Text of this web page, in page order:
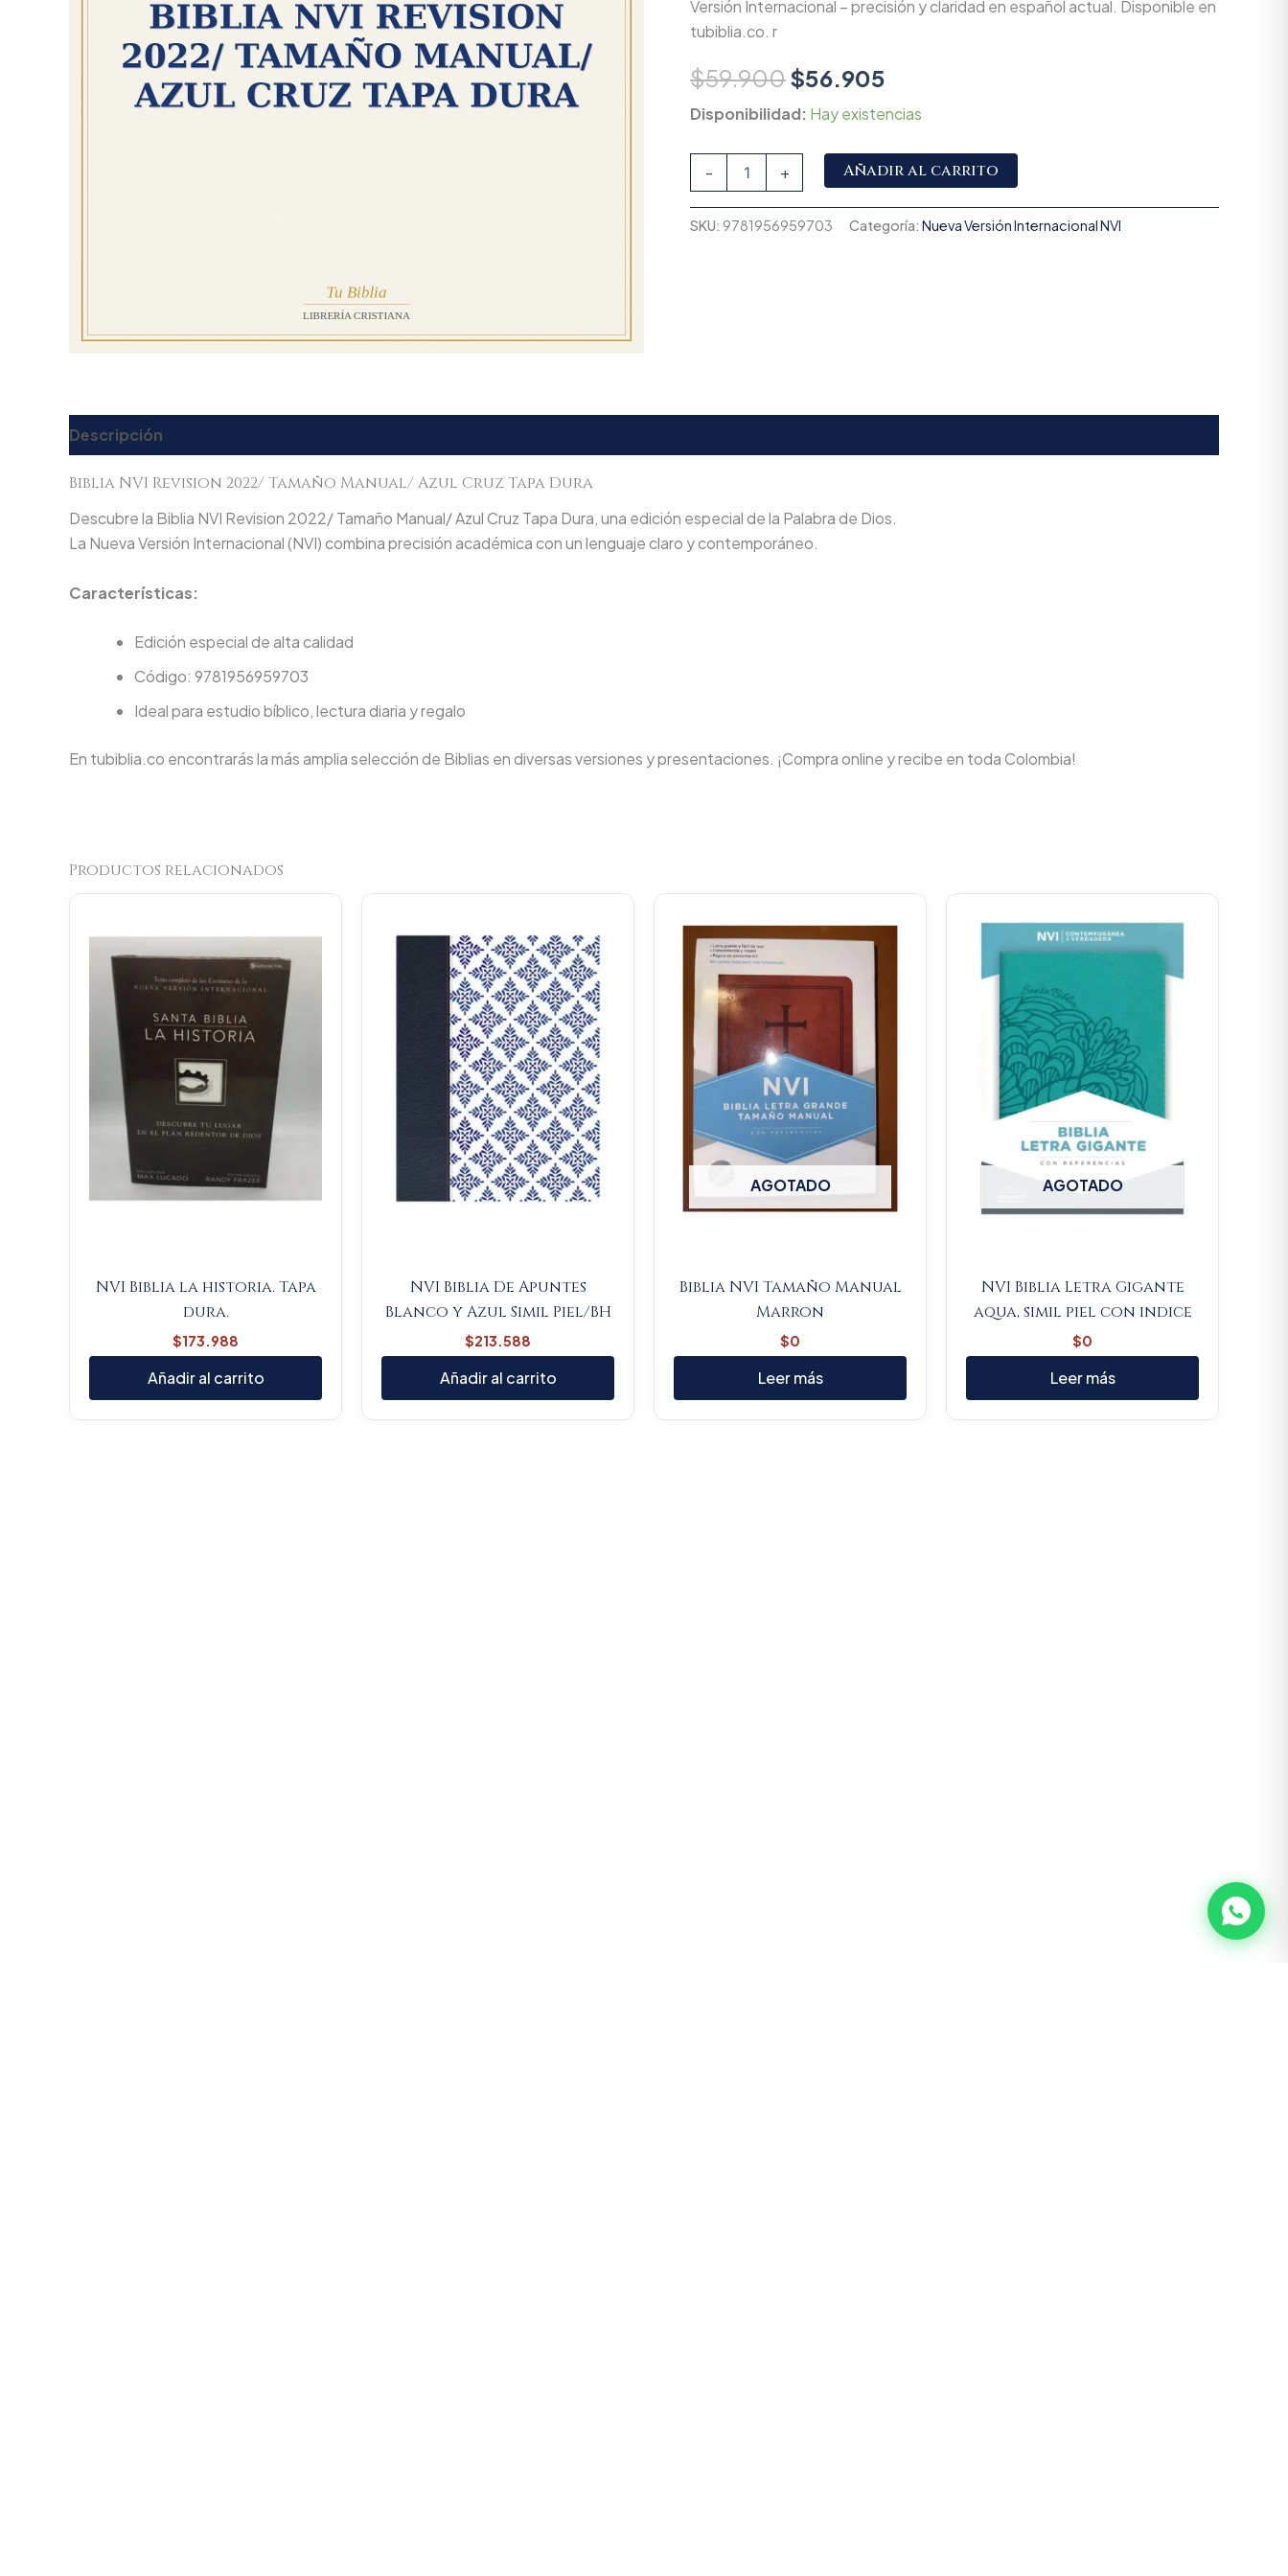
Versión Internacional – precisión y claridad en español actual. Disponible en
tubiblia.co. r
$59.900$56.905
Disponibilidad: Hay existencias
- + Añadir al carrito
SKU: 9781956959703 Categoría: Nueva Versión Internacional NVI
Descripción
Biblia NVI Revision 2022/ Tamaño Manual/ Azul Cruz Tapa Dura
Descubre la Biblia NVI Revision 2022/ Tamaño Manual/ Azul Cruz Tapa Dura, una edición especial de la Palabra de Dios.
La Nueva Versión Internacional (NVI) combina precisión académica con un lenguaje claro y contemporáneo.
Características:
Edición especial de alta calidad
Código: 9781956959703
Ideal para estudio bíblico, lectura diaria y regalo
En tubiblia.co encontrarás la más amplia selección de Biblias en diversas versiones y presentaciones. ¡Compra online y recibe en toda Colombia!
Productos relacionados
NVI Biblia la historia. Tapa
dura.
$173.988
Añadir al carrito
NVI Biblia De Apuntes
Blanco y Azul Simil Piel/BH
$213.588
Añadir al carrito
AGOTADO
Biblia NVI Tamaño Manual
Marron
$0
Leer más
AGOTADO
NVI Biblia Letra Gigante
aqua, simil piel con indice
$0
Leer más